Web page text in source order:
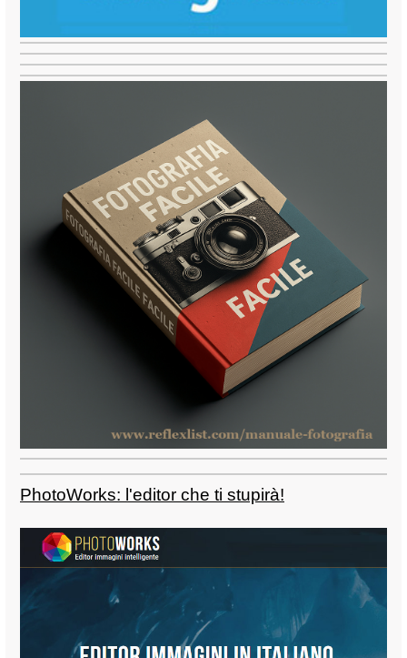
PhotoWorks: l'editor che ti stupirà!